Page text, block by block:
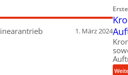
1. März 2024